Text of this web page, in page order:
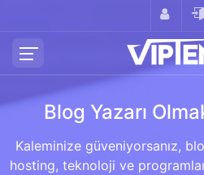
Blog Yazarı
Kaleminize güveniyorsanız,
hosting, teknoloji ve